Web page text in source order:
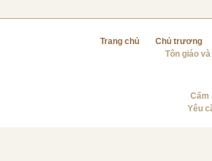
Trang chủ Chủ trương
Tôn giáo
Cấm
Yêu